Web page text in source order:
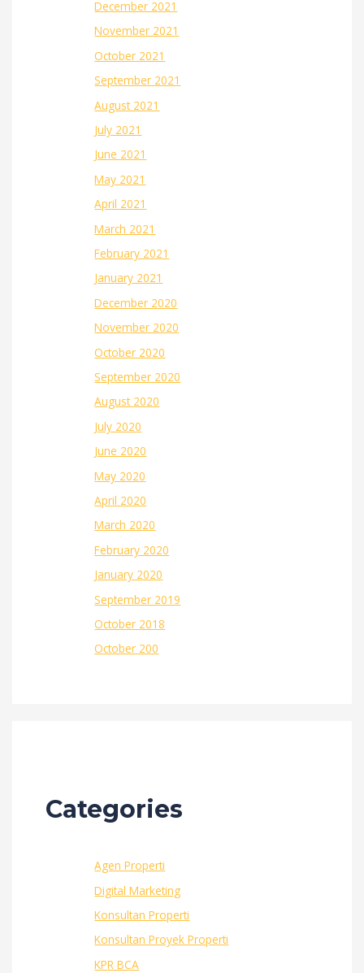
December 2021
November 2021
October 2021
September 2021
August 2021
July 2021
June 2021
May 2021
April 2021
March 2021
February 2021
January 2021
December 2020
November 2020
October 2020
September 2020
August 2020
July 2020
June 2020
May 2020
April 2020
March 2020
February 2020
January 2020
September 2019
October 2018
October 200
Categories
Agen Properti
Digital Marketing
Konsultan Properti
Konsultan Proyek Properti
KPR BCA